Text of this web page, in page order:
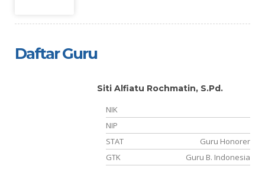
Daftar Guru
Siti Alfiatu Rochmatin, S.Pd.
NIK
NIP
STAT
Guru Honorer
GTK
Guru B. Indonesia